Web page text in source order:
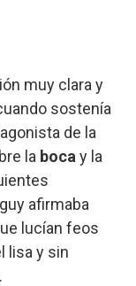
muy clara y
sostenía
de la
la boca y la
afirmaba
lucían feos
lisa y sin